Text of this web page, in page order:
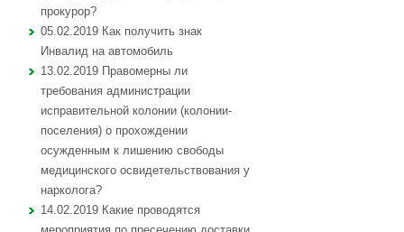
прокурор?
05.02.2019 Как получить знак
Инвалид на автомобиль
13.02.2019 Правомерны ли
требования администрации
исправительной колонии (колонии-
поселения) о прохождении
осужденным к лишению свободы
медицинского освидетельствования у
нарколога?
14.02.2019 Какие проводятся